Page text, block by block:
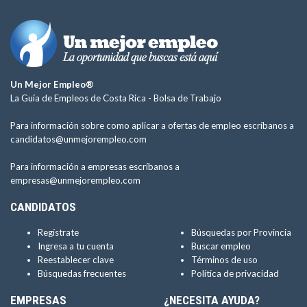
Un Mejor Empleo®
La Guía de Empleos de Costa Rica - Bolsa de Trabajo
Para información sobre como aplicar a ofertas de empleo escríbanos a
candidatos@unmejorempleo.com
Para información a empresas escríbanos a
empresas@unmejorempleo.com
CANDIDATOS
Regístrate
Ingresa a tu cuenta
Reestablecer clave
Búsquedas frecuentes
Búsquedas por Provincia
Buscar empleo
Términos de uso
Política de privacidad
EMPRESAS ¿NECESITA AYUDA?